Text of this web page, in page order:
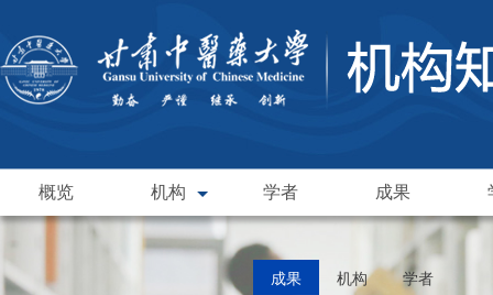
概览 机构 学者 成果
成果 机构 学者